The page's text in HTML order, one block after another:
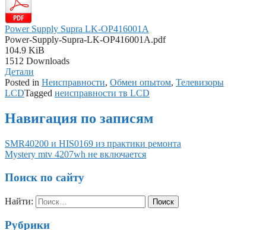
Power Supply Supra LK-OP416001A
Power-Supply-Supra-LK-OP416001A.pdf
104.9 KiB
1512 Downloads
Детали
Posted in Неисправности, Обмен опытом, Телевизоры
LCDTagged неисправности тв LCD
Навигация по записям
SMR40200 и HIS0169 из практики ремонта
Mystery mtv 4207wh не включается
Поиск по сайту
Найти:
Рубрики